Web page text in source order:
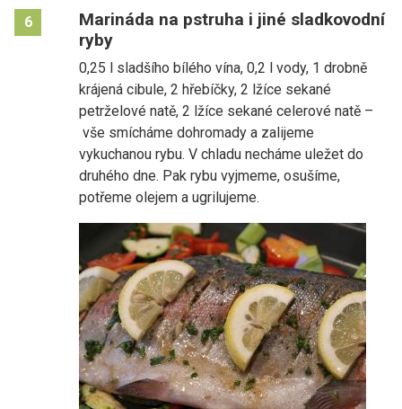
6
Marináda na pstruha i jiné sladkovodní
ryby
0,25 l sladšího bílého vína, 0,2 l vody, 1 drobně
krájená cibule, 2 hřebíčky, 2 lžíce sekané
petrželové natě, 2 lžíce sekané celerové natě –
vše smícháme dohromady a zalijeme
vykuchanou rybu. V chladu necháme uležet do
druhého dne. Pak rybu vyjmeme, osušíme,
potřeme olejem a ugrilujeme.